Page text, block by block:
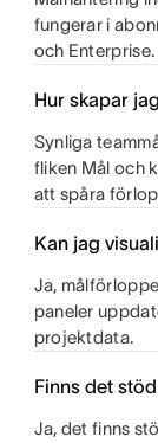
fungerar i
och Enterprise.
Hur skapar
Synliga
fliken Mål och
att spåra
Kan jag
Ja,
paneler
projektdata.
Finns det
Ja, det finns